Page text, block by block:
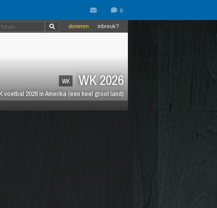
WK WK 2026
voetbal 2026 in Amerika (een heel groot land)
inbreuk?
doneren